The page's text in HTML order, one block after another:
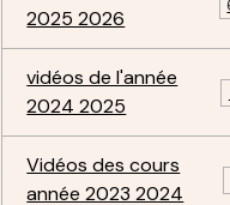
2025 2026
vidéos de l'année
2024 2025
Vidéos des cours
année 2023 2024